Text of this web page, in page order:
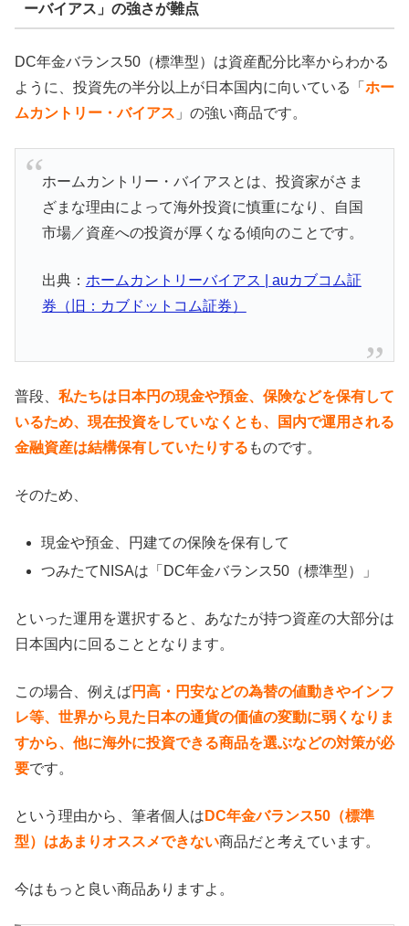
ーバイアス」の強さが難点
DC年金バランス50（標準型）は資産配分比率からわかる
ように、投資先の半分以上が日本国内に向いている「 ホー
ムカントリー・バイアス 」の強い商品です。
ホームカントリー・バイアスとは、投資家がさま
ざまな理由によって海外投資に慎重になり、自国
市場／資産への投資が厚くなる傾向のことです。
出典： ホームカントリーバイアス | auカブコム証
券（旧：カブドットコム証券）
普段、 私たちは日本円の現金や預金、保険などを保有して
いるため、現在投資をしていなくとも、国内で運用される
金融資産は結構保有していたりする ものです。
そのため、
現金や預金、円建ての保険を保有して
つみたてNISAは「DC年金バランス50（標準型）」
といった運用を選択すると、あなたが持つ資産の大部分は
日本国内に回ることとなります。
この場合、例えば円高・円安などの為替の値動きやインフ
レ等、世界から見た日本の通貨の価値の変動に弱くなりま
すから、他に海外に投資できる商品を選ぶなどの対策が必
要です。
という理由から、筆者個人は DC年金バランス50（標準
型）はあまりオススメできない商品だと考えています。
今はもっと良い商品ありますよ。